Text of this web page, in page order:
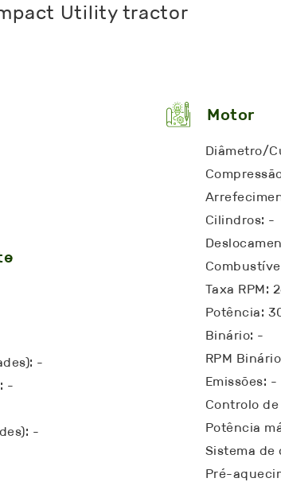
Utility tractor
-
-
-
Motor
Diâmetro/
Cilindros: -
Taxa RPM:
Potência:
Binário: -
RPM
Emissões: -
Controlo
Potência
Sistema de
Pré-